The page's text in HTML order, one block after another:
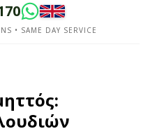
• SAME DAY SERVICE